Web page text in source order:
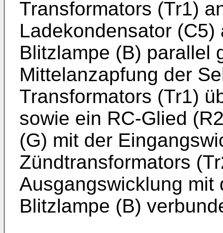
Transformators (Tr1)
Ladekondensator
Blitzlampe (B) parallel
Mittelanzapfung der
Transformators (Tr1)
sowie ein RC-Glied
(G) mit der
Zündtransformators
Ausgangswicklung mit
Blitzlampe (B)